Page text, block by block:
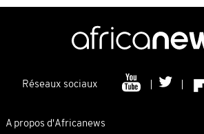
Réseaux sociaux
A propos d'Africanews